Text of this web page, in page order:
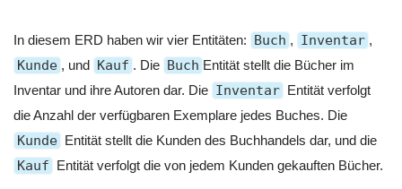
In diesem ERD haben wir vier Entitäten: Buch , Inventar ,
Kunde , und Kauf . Die Buch Entität stellt die Bücher im
Inventar und ihre Autoren dar. Die Inventar Entität verfolgt
die Anzahl der verfügbaren Exemplare jedes Buches. Die
Kunde Entität stellt die Kunden des Buchhandels dar, und die
Kauf Entität verfolgt die von jedem Kunden gekauften Bücher.